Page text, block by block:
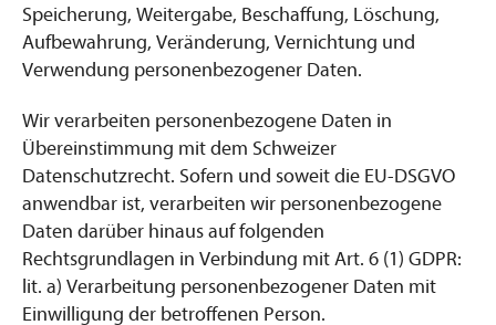
Speicherung, Weitergabe, Beschaffung, Löschung,
Aufbewahrung, Veränderung, Vernichtung und
Verwendung personenbezogener Daten.
Wir verarbeiten personenbezogene Daten in
Übereinstimmung mit dem Schweizer
Datenschutzrecht. Sofern und soweit die EU-DSGVO
anwendbar ist, verarbeiten wir personenbezogene
Daten darüber hinaus auf folgenden
Rechtsgrundlagen in Verbindung mit Art. 6 (1) GDPR:
lit. a) Verarbeitung personenbezogener Daten mit
Einwilligung der betroffenen Person.